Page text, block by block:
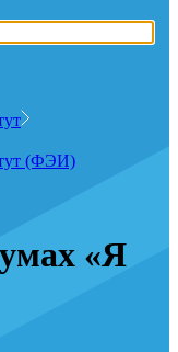
(ФЭИ)
«Я